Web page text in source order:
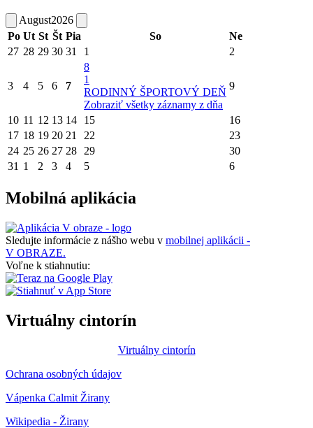
August2026
Po Ut St Št Pia So
Ne
27 28 29 30 31 1 2
3 4 5 6 7
8
1
RODINNÝ ŠPORTOVÝ DEŇ
Zobraziť všetky záznamy z dňa
9
10 11 12 13 14 15
16
17 18 19 20 21 22
23
24 25 26 27 28 29
30
31 1 2 3 4 5 6
Mobilná aplikácia
Sledujte informácie z nášho webu v mobilnej aplikácii -
V OBRAZE.
Voľne k stiahnutiu:
Virtuálny cintorín
Virtuálny cintorín
Ochrana osobných údajov
Vápenka Calmit Žirany
Wikipedia - Žirany